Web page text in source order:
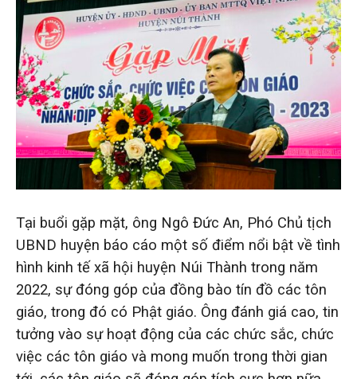
Tại buổi gặp mặt, ông Ngô Đức An, Phó Chủ tịch
UBND huyện báo cáo một số điểm nổi bật về tình
hình kinh tế xã hội huyện Núi Thành trong năm
2022, sự đóng góp của đồng bào tín đồ các tôn
giáo, trong đó có Phật giáo. Ông đánh giá cao, tin
tưởng vào sự hoạt động của các chức sắc, chức
việc các tôn giáo và mong muốn trong thời gian